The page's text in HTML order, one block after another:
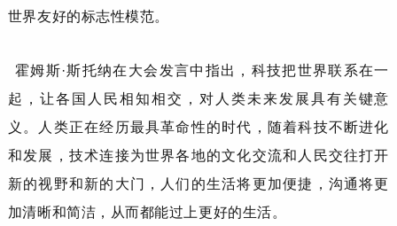
世界友好的标志性模范。
霍姆斯·斯托纳在大会发言中指出，科技把世界联系在一
起，让各国人民相知相交，对人类未来发展具有关键意
义。人类正在经历最具革命性的时代，随着科技不断进化
和发展，技术连接为世界各地的文化交流和人民交往打开
新的视野和新的大门，人们的生活将更加便捷，沟通将更
加清晰和简洁，从而都能过上更好的生活。